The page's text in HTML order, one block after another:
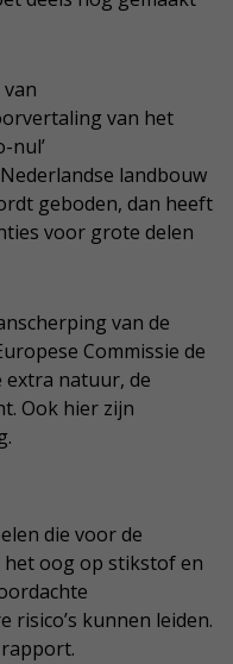
van het
nul’
landbouw
geboden, dan heeft
voor grote delen
van de
Commissie de
extra natuur, de
Ook hier zijn
die voor de
oog op stikstof en
kunnen leiden.